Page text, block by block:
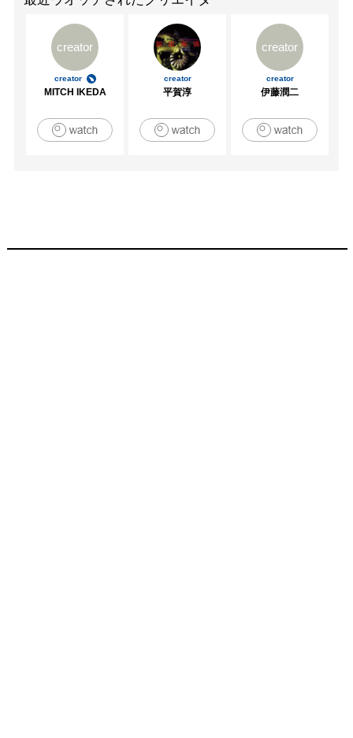
creator
creator
MITCH IKEDA
creator
平賀淳
creator
creator
伊藤潤二